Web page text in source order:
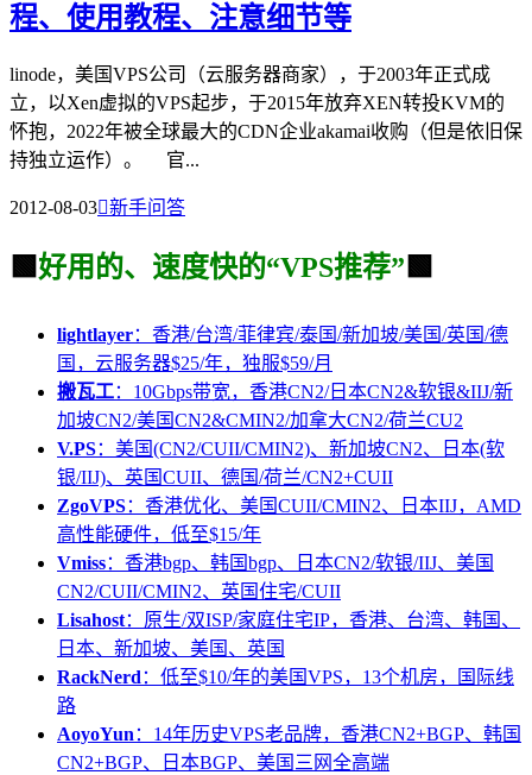
程、使用教程、注意细节等
linode，美国VPS公司（云服务器商家），于2003年正式成
立，以Xen虚拟的VPS起步，于2015年放弃XEN转投KVM的
怀抱，2022年被全球最大的CDN企业akamai收购（但是依旧保
持独立运作）。 官...
2012-08-03新手问答
🟩 好用的、速度快的“VPS推荐” 🟩
lightlayer：香港/台湾/菲律宾/泰国/新加坡/美国/英国/德
国，云服务器$25/年，独服$59/月
搬瓦工：10Gbps带宽，香港CN2/日本CN2&软银&IIJ/新
加坡CN2/美国CN2&CMIN2/加拿大CN2/荷兰CU2
V.PS：美国(CN2/CUII/CMIN2)、新加坡CN2、日本(软
银/IIJ)、英国CUII、德国/荷兰/CN2+CUII
ZgoVPS：香港优化、美国CUII/CMIN2、日本IIJ，AMD
高性能硬件，低至$15/年
Vmiss：香港bgp、韩国bgp、日本CN2/软银/IIJ、美国
CN2/CUII/CMIN2、英国住宅/CUII
Lisahost：原生/双ISP/家庭住宅IP，香港、台湾、韩国、
日本、新加坡、美国、英国
RackNerd ：低至$10/年的美国VPS，13个机房，国际线
路
AoyoYun ：14年历史VPS老品牌，香港CN2+BGP、韩国
CN2+BGP、日本BGP、美国三网全高端